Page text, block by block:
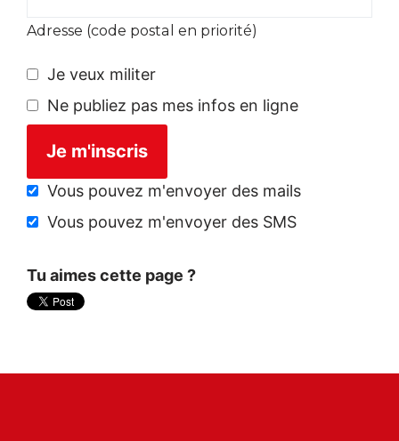
Adresse (code postal en priorité)
Je veux militer
Ne publiez pas mes infos en ligne
Vous pouvez m'envoyer des mails
Vous pouvez m'envoyer des SMS
Tu aimes cette page ?